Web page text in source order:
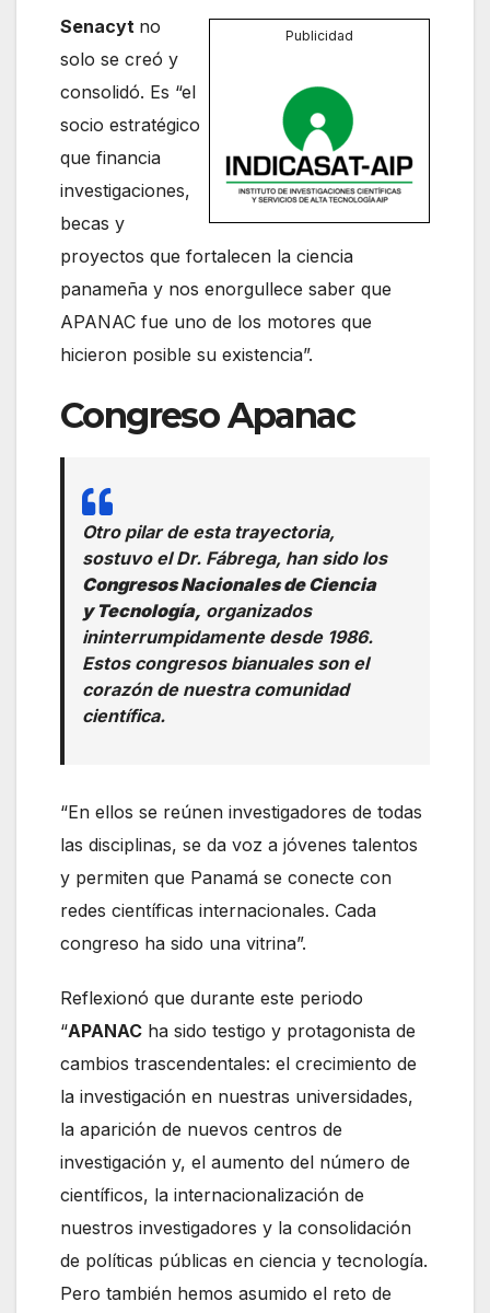
Publicidad
Senacyt no
solo se creó y
consolidó. Es “el
socio estratégico
que financia
investigaciones,
becas y
proyectos que fortalecen la ciencia
panameña y nos enorgullece saber que
APANAC fue uno de los motores que
hicieron posible su existencia”.
Congreso Apanac
Otro pilar de esta trayectoria,
sostuvo el Dr. Fábrega, han sido los
Congresos Nacionales de Ciencia
y Tecnología, organizados
ininterrumpidamente desde 1986.
Estos congresos bianuales son el
corazón de nuestra comunidad
científica.
“En ellos se reúnen investigadores de todas
las disciplinas, se da voz a jóvenes talentos
y permiten que Panamá se conecte con
redes científicas internacionales. Cada
congreso ha sido una vitrina”.
Reflexionó que durante este periodo
“APANAC ha sido testigo y protagonista de
cambios trascendentales: el crecimiento de
la investigación en nuestras universidades,
la aparición de nuevos centros de
investigación y, el aumento del número de
científicos, la internacionalización de
nuestros investigadores y la consolidación
de políticas públicas en ciencia y tecnología.
Pero también hemos asumido el reto de